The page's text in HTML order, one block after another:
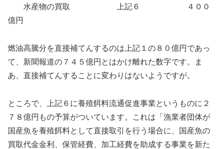
水産物の買取 上記６ ４００
億円
燃油高騰分を直接補てんするのは上記１の８０億円であっ
て、新聞報道の７４５億円とはかけ離れた数字です。ま
あ、直接補てんすることに変わりはないようですが。
ところで、上記６に養殖餌料流通促進事業というものに２
７８億円もの予算がついています。これは「漁業者団体が
国産魚を養殖餌料として直接取引を行う場合に、国産魚の
買取代金金利、保管経費、加工経費を助成する事業を新た